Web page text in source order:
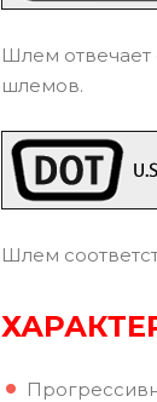
Шлем отвечает
шлемов.
Шлем